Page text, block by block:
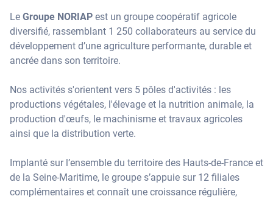
Le Groupe NORIAP est un groupe coopératif agricole
diversifié, rassemblant 1 250 collaborateurs au service du
développement d’une agriculture performante, durable et
ancrée dans son territoire.
Nos activités s'orientent vers 5 pôles d'activités : les
productions végétales, l'élevage et la nutrition animale, la
production d'œufs, le machinisme et travaux agricoles
ainsi que la distribution verte.
Implanté sur l’ensemble du territoire des Hauts-de-France et
de la Seine-Maritime, le groupe s’appuie sur 12 filiales
complémentaires et connaît une croissance régulière,